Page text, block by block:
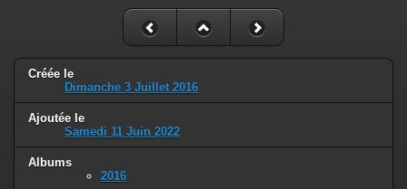
Créée le
Dimanche 3 Juillet 2016
Ajoutée le
Samedi 11 Juin 2022
Albums
2016